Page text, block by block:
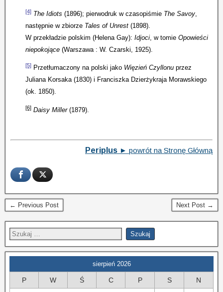
[4] The Idiots (1896); pierwodruk w czasopiśmie The Savoy
następnie w zbiorze Tales of Unrest (1898).
W przekładzie polskim (Helena Gay): Idjoci , w tomie Opowieści
niepokojące (Warszawa : W. Czarski, 1925).
[5] Przetłumaczony na polski jako Więzień Czyllonu przez
Juliana Korsaka (1830) i Franciszka Dzierżykraja Morawskiego
(ok. 1850).
[6] Daisy Miller(1879).
Periplus ► powrót na Stronę Główną
← Previous Post Next Post →
sierpień 2026
P W Ś C P S N